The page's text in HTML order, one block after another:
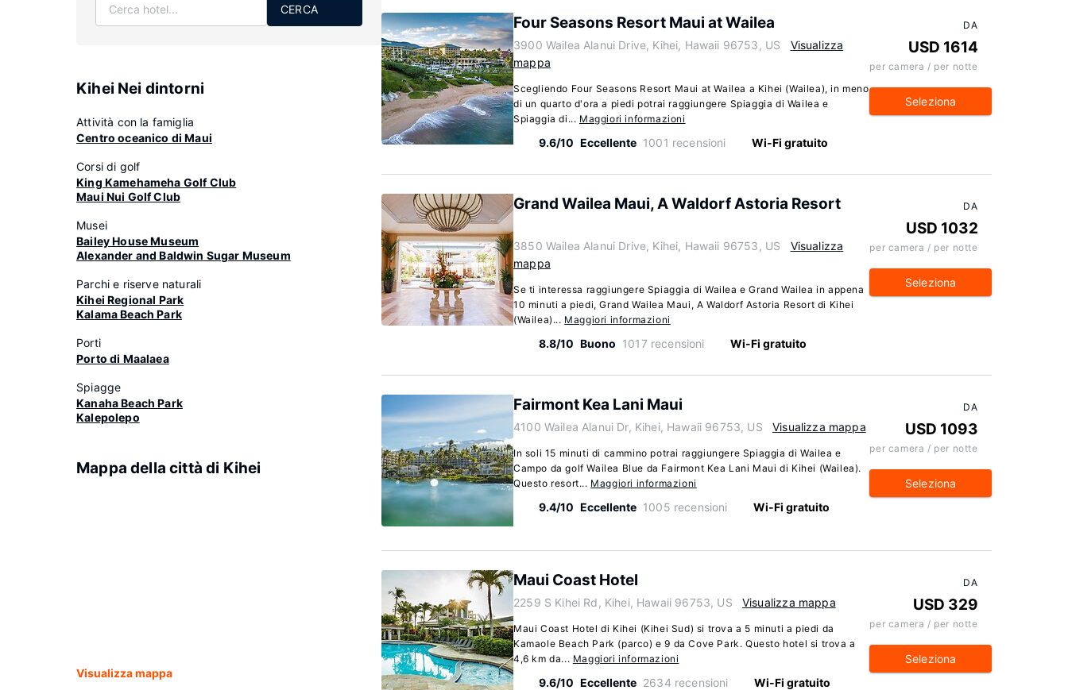
CERCA
Kihei Nei dintorni
Attività con la famiglia
Centro oceanico di Maui
Corsi di golf
King Kamehameha Golf Club
Maui Nui Golf Club
Musei
Bailey House Museum
Alexander and Baldwin Sugar Museum
Parchi e riserve naturali
Kihei Regional Park
Kalama Beach Park
Porti
Porto di Maalaea
Spiagge
Kanaha Beach Park
Kalepolepo
Mappa della città di Kihei
Visualizza mappa
Four Seasons Resort Maui at Wailea
3900 Wailea Alanui Drive, Kihei, Hawaii 96753, US
Visualizza
mappa
Scegliendo Four Seasons Resort Maui at Wailea a Kihei (Wailea), in meno
di un quarto d'ora a piedi potrai raggiungere Spiaggia di Wailea e
Spiaggia di... Maggiori informazioni
9.6/10 Eccellente 1001 recensioni Wi-Fi gratuito
DA
USD 1614
per camera / per notte
Seleziona
Grand Wailea Maui, A Waldorf Astoria Resort
3850 Wailea Alanui Drive, Kihei, Hawaii 96753, US
Visualizza
mappa
Se ti interessa raggiungere Spiaggia di Wailea e Grand Wailea in appena
10 minuti a piedi, Grand Wailea Maui, A Waldorf Astoria Resort di Kihei
(Wailea)... Maggiori informazioni
8.8/10 Buono 1017 recensioni Wi-Fi gratuito
DA
USD 1032
per camera / per notte
Seleziona
Fairmont Kea Lani Maui
4100 Wailea Alanui Dr, Kihei, Hawaii 96753, US Visualizza mappa
In soli 15 minuti di cammino potrai raggiungere Spiaggia di Wailea e
Campo da golf Wailea Blue da Fairmont Kea Lani Maui di Kihei (Wailea).
Questo resort... Maggiori informazioni
9.4/10 Eccellente 1005 recensioni Wi-Fi gratuito
DA
USD 1093
per camera / per notte
Seleziona
Maui Coast Hotel
2259 S Kihei Rd, Kihei, Hawaii 96753, US Visualizza mappa
Maui Coast Hotel di Kihei (Kihei Sud) si trova a 5 minuti a piedi da
Kamaole Beach Park (parco) e 9 da Cove Park. Questo hotel si trova a
4,6 km da... Maggiori informazioni
9.6/10 Eccellente 2634 recensioni Wi-Fi gratuito
DA
USD 329
per camera / per notte
Seleziona